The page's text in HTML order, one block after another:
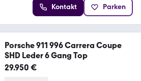
Kontakt Parken
Porsche 911 996 Carrera Coupe
SHD Leder 6 Gang Top
29.950 €